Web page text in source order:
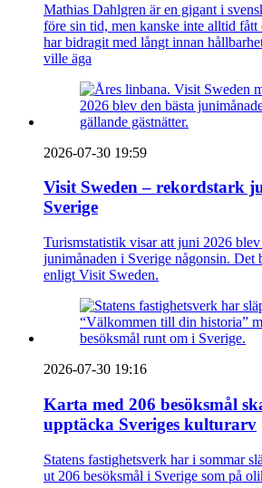
Mathias Dahlgren är en gigant i
före sin tid, men kanske inte alltid
har bidragit med långt innan
ville äga
2026-07-30 19:59
Visit Sweden – rekordstark
Sverige
Turismstatistik visar att juni 2026 blev
junimånaden i Sverige någonsin. Det
enligt Visit Sweden.
2026-07-30 19:16
Karta med 206 besöksmål
upptäcka Sveriges kulturarv
Statens fastighetsverk har i sommar
ut 206 besöksmål i Sverige som på